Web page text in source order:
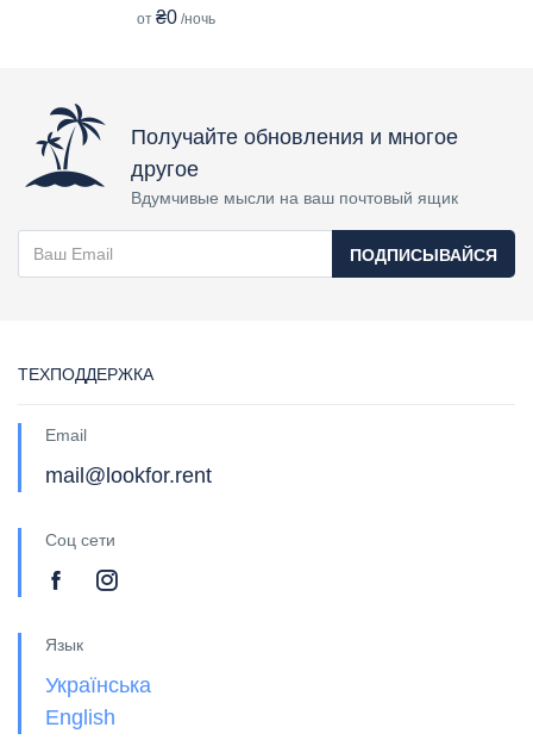
от ₴0 /ночь
Получайте обновления и многое
другое
Вдумчивые мысли на ваш почтовый ящик
ПОДПИСЫВАЙСЯ
ТЕХПОДДЕРЖКА
Email
mail@lookfor.rent
Соц сети
Язык
Українська
English